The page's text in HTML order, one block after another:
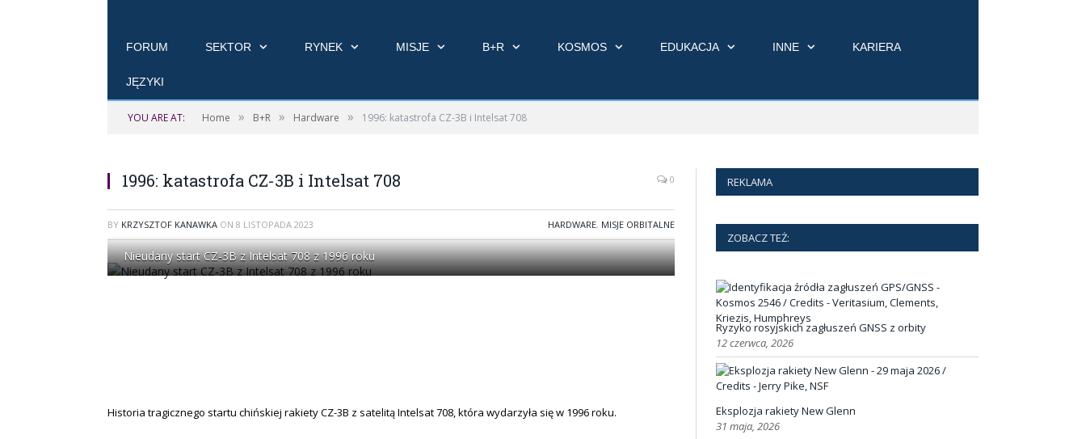
FORUM SEKTOR RYNEK MISJE B+R KOSMOS EDUKACJA INNE KARIERA
JĘZYKI
YOU ARE AT: Home » B+R » Hardware » 1996: katastrofa CZ-3B i Intelsat 708
1996: katastrofa CZ-3B i Intelsat 708 0
BY KRZYSZTOF KANAWKA ON 8 LISTOPADA 2023 HARDWARE, MISJE ORBITALNE
Nieudany start CZ-3B z Intelsat 708 z 1996 roku
Historia tragicznego startu chińskiej rakiety CZ-3B z satelitą Intelsat 708, która wydarzyła się w 1996 roku.
REKLAMA
ZOBACZ TEŻ:
Ryzyko rosyjskich zagłuszeń GNSS z orbity
12 czerwca, 2026
Eksplozja rakiety New Glenn
31 maja, 2026